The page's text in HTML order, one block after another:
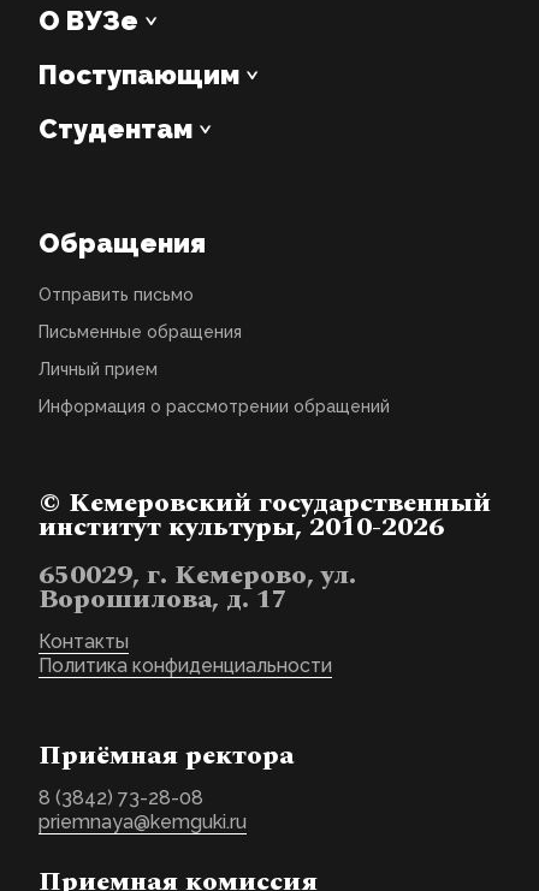
О ВУЗе
Поступающим
Студентам
Обращения
Отправить письмо
Письменные обращения
Личный прием
Информация о рассмотрении обращений
© Кемеровский государственный
институт культуры, 2010-2026
650029, г. Кемерово, ул.
Ворошилова, д. 17
Контакты
Политика конфиденциальности
Приёмная ректора
8 (3842) 73-28-08
priemnaya@kemguki.ru
Приемная комиссия